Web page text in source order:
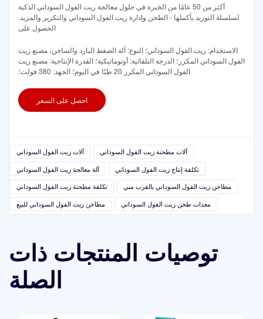
أكثر من 50 عامًا من الخبرة في حلول معالجة زيت الفول السوداني الذكية
لسلسلة التوريد بأكملها - الطحن وإدارة زيت الفول السوداني والتكرير والمزيد.
الحصول على
الاستخدام: زيت الفول السوداني؛ النوع: آلة الضغط البارد والساخن، مصنع زيت
الفول السوداني المكرر؛ الدرجة التلقائية: أوتوماتيكية؛ القدرة الإنتاجية: مصنع زيت
الفول السوداني المكرر 20 طنًا في اليوم؛ الجهد: 380 فولت؛
احصل على السعر
آلات زيت الفول السوداني
آلات مطحنة زيت الفول السوداني
آلة معالجة زيت الفول السوداني
تكلفة إنتاج زيت الفول السوداني
تكلفة مطحنة زيت الفول السوداني
مطاحن زيت الفول السوداني بالقرب مني
مطاحن زيت الفول السوداني للبيع
معدات طحن زيت الفول السوداني
توصيات المنتجات ذات
الصلة